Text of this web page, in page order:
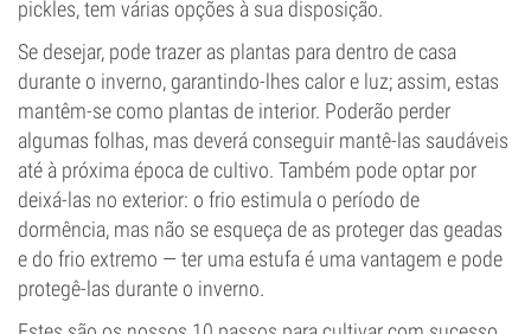
pickles, tem várias opções à sua disposição.
Se desejar, pode trazer as plantas para dentro de casa
durante o inverno, garantindo-lhes calor e luz; assim, estas
mantêm-se como plantas de interior. Poderão perder
algumas folhas, mas deverá conseguir mantê-las saudáveis
até à próxima época de cultivo. Também pode optar por
deixá-las no exterior: o frio estimula o período de
dormência, mas não se esqueça de as proteger das geadas
e do frio extremo — ter uma estufa é uma vantagem e pode
protegê-las durante o inverno.